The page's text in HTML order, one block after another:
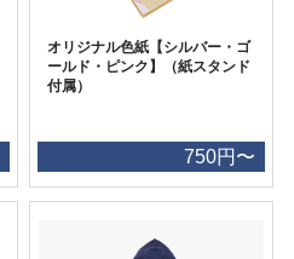
オリジナル色紙【シルバー・ゴ
ールド・ピンク】（紙スタンド
付属）
750円〜